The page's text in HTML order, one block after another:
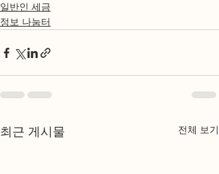
일반인 세금
정보 나눔터
최근 게시물 전체 보기